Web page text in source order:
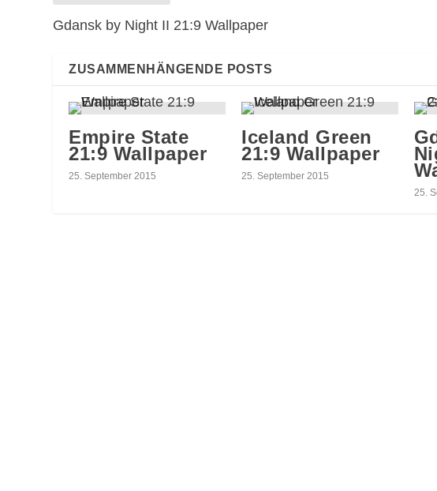
Gdansk by Night II 21:9 Wallpaper
ZUSAMMENHÄNGENDE POSTS
Empire State
21:9 Wallpaper
25. September 2015
Iceland Green
21:9 Wallpaper
25. September 2015
25.